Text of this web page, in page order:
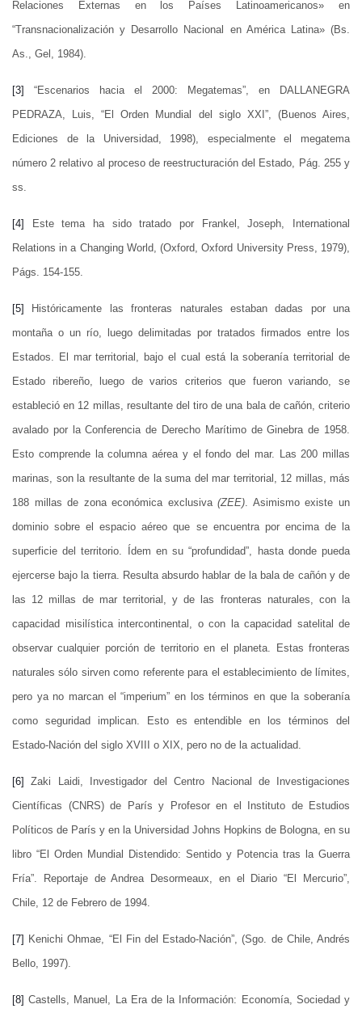
Relaciones Externas en los Países Latinoamericanos» en
“Transnacionalización y Desarrollo Nacional en América Latina» (Bs.
As., Gel, 1984).
[3]
“Escenarios hacia el 2000: Megatemas”, en DALLANEGRA
PEDRAZA, Luis, “El Orden Mundial del siglo XXI”, (Buenos Aires,
Ediciones de la Universidad, 1998), especialmente el megatema
número 2 relativo al proceso de reestructuración del Estado, Pág. 255 y
ss.
[4]
Este tema ha sido tratado por Frankel, Joseph, International
Relations in a Changing World, (Oxford, Oxford University Press, 1979),
Págs. 154-155.
[5]
Históricamente las fronteras naturales estaban dadas por una
montaña o un río, luego delimitadas por tratados firmados entre los
Estados. El mar territorial, bajo el cual está la soberanía territorial de
Estado ribereño, luego de varios criterios que fueron variando, se
estableció en 12 millas, resultante del tiro de una bala de cañón, criterio
avalado por la Conferencia de Derecho Marítimo de Ginebra de 1958.
Esto comprende la columna aérea y el fondo del mar. Las 200 millas
marinas, son la resultante de la suma del mar territorial, 12 millas, más
188 millas de zona económica exclusiva(ZEE). Asimismo existe un
dominio sobre el espacio aéreo que se encuentra por encima de la
superficie del territorio. Ídem en su “profundidad”, hasta donde pueda
ejercerse bajo la tierra. Resulta absurdo hablar de la bala de cañón y de
las 12 millas de mar territorial, y de las fronteras naturales, con la
capacidad misilística intercontinental, o con la capacidad satelital de
observar cualquier porción de territorio en el planeta. Estas fronteras
naturales sólo sirven como referente para el establecimiento de límites,
pero ya no marcan el “imperium” en los términos en que la soberanía
como seguridad implican. Esto es entendible en los términos del
Estado-Nación del siglo XVIII o XIX, pero no de la actualidad.
[6]
Zaki Laidi, Investigador del Centro Nacional de Investigaciones
Científicas (CNRS) de París y Profesor en el Instituto de Estudios
Políticos de París y en la Universidad Johns Hopkins de Bologna, en su
libro “El Orden Mundial Distendido: Sentido y Potencia tras la Guerra
Fría”. Reportaje de Andrea Desormeaux, en el Diario “El Mercurio”,
Chile, 12 de Febrero de 1994.
[7] Kenichi Ohmae, “El Fin del Estado-Nación”, (Sgo. de Chile, Andrés
Bello, 1997).
[8] Castells, Manuel, La Era de la Información: Economía, Sociedad y